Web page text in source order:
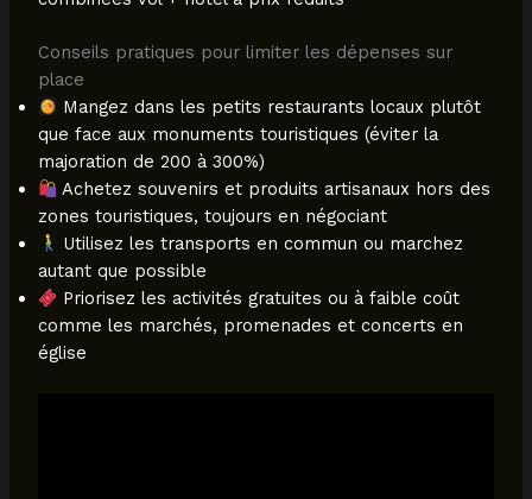
Conseils pratiques pour limiter les dépenses sur
place
Mangez dans les petits restaurants locaux plutôt
que face aux monuments touristiques (éviter la
majoration de 200 à 300%)
Achetez souvenirs et produits artisanaux hors des
zones touristiques, toujours en négociant
Utilisez les transports en commun ou marchez
autant que possible
Priorisez les activités gratuites ou à faible coût
comme les marchés, promenades et concerts en
église